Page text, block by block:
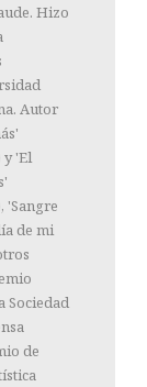
Hizo
Autor
y 'El
'Sangre
de mi
Sociedad
de